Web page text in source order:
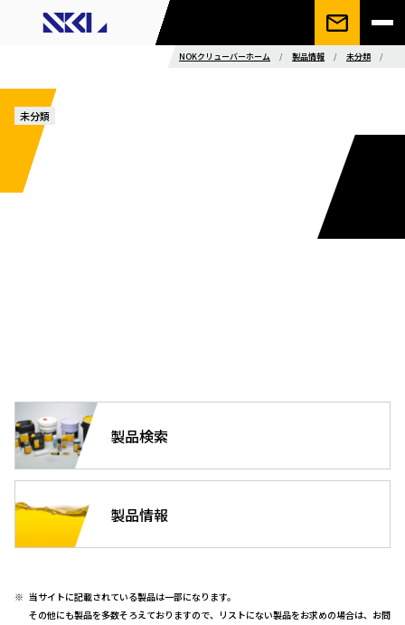
NOKクリューバーホーム / 製品情報 / 未分類 /
未分類
製品検索
製品情報
当サイトに記載されている製品は一部になります。
その他にも製品を多数そろえておりますので、リストにない製品をお求めの場合は、お問